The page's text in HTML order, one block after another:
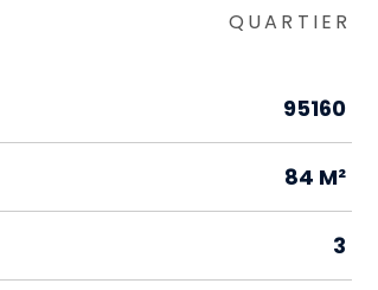
QUARTIER
95160
84 M²
3